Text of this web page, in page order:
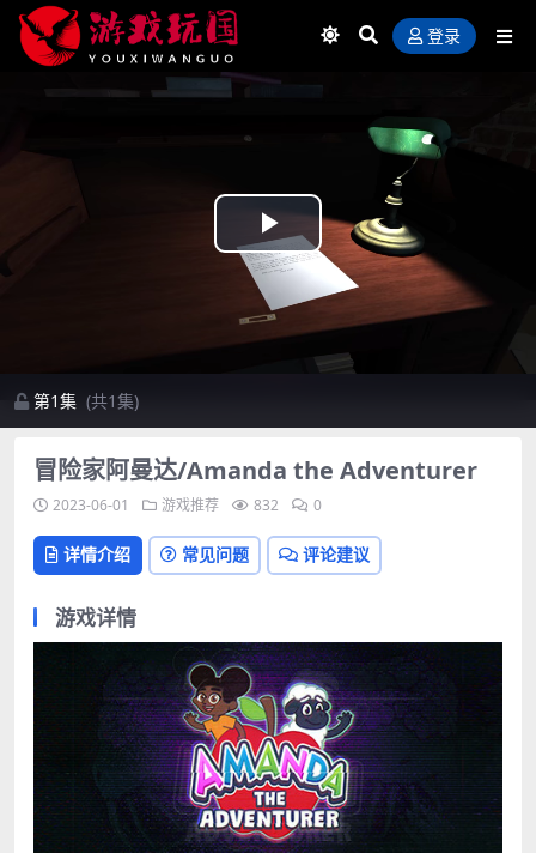
登录
Play
Video
第1集 (共1集)
冒险家阿曼达/Amanda the Adventurer
2023-06-01 游戏推荐 832 0
详情介绍 常见问题 评论建议
游戏详情